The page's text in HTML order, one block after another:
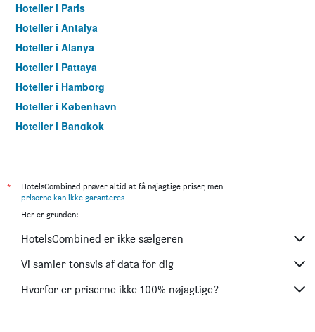
Hoteller i Paris
Hoteller i Antalya
Hoteller i Alanya
Hoteller i Pattaya
Hoteller i Hamborg
Hoteller i København
Hoteller i Bangkok
*
HotelsCombined prøver altid at få nøjagtige priser, men
priserne kan ikke garanteres.
Her er grunden:
HotelsCombined er ikke sælgeren
Vi samler tonsvis af data for dig
Hvorfor er priserne ikke 100% nøjagtige?